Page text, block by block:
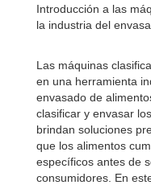
Introducción a las
la industria del
Las máquinas
en una herramienta
envasado de
clasificar y envasar
brindan soluciones
que los alimentos
específicos antes de
consumidores. En